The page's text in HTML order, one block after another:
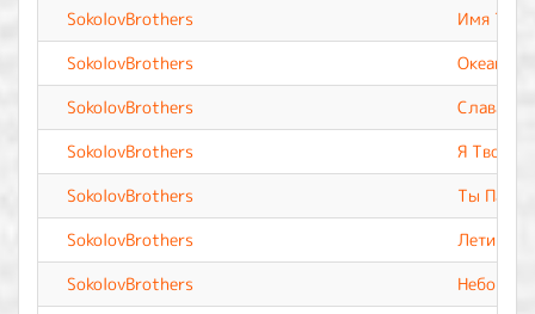
SokolovBrothers
Имя Твоё
SokolovBrothers
Океан
SokolovBrothers
Слава
SokolovBrothers
Я Твой
SokolovBrothers
Ты
SokolovBrothers
Лети
SokolovBrothers
Небом